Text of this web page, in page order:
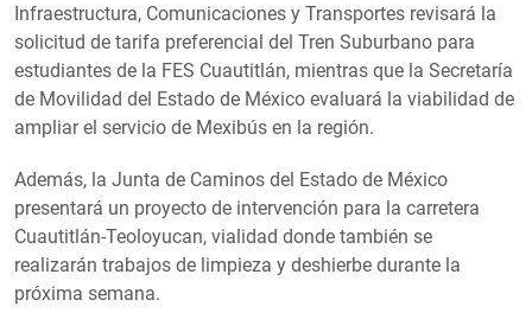
Infraestructura, Comunicaciones y Transportes revisará la
solicitud de tarifa preferencial del Tren Suburbano para
estudiantes de la FES Cuautitlán, mientras que la Secretaría
de Movilidad del Estado de México evaluará la viabilidad de
ampliar el servicio de Mexibús en la región.
Además, la Junta de Caminos del Estado de México
presentará un proyecto de intervención para la carretera
Cuautitlán-Teoloyucan, vialidad donde también se
realizarán trabajos de limpieza y deshierbe durante la
próxima semana.